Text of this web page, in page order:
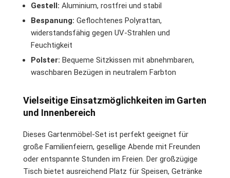
Gestell: Aluminium, rostfrei und stabil
Bespanung: Geflochtenes Polyrattan,
widerstandsfähig gegen UV-Strahlen und
Feuchtigkeit
Polster: Bequeme Sitzkissen mit abnehmbaren,
waschbaren Bezügen in neutralem Farbton
Vielseitige Einsatzmöglichkeiten im Garten
und Innenbereich
Dieses Gartenmöbel-Set ist perfekt geeignet für
große Familienfeiern, gesellige Abende mit Freunden
oder entspannte Stunden im Freien. Der großzügige
Tisch bietet ausreichend Platz für Speisen, Getränke